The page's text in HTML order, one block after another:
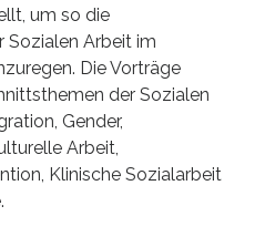
um so die
Sozialen Arbeit im
Die Vorträge
der Sozialen
Gender,
Arbeit,
Klinische Sozialarbeit